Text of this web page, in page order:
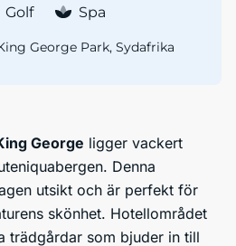
Golf Spa
George Park, Sydafrika
George ligger vackert
Denna
utsikt och är perfekt för
skönhet. Hotellområdet
trädgårdar som bjuder in till